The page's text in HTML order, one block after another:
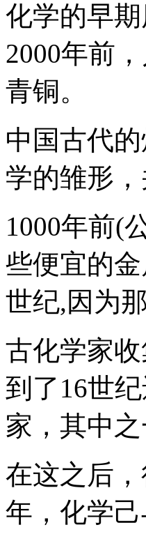
化学的早
2000年前
青铜。
中国古代
学的雏形
1000年前(
些便宜的
世纪,因为
古化学家
到了16世
家，其中
在这之后
年，化学